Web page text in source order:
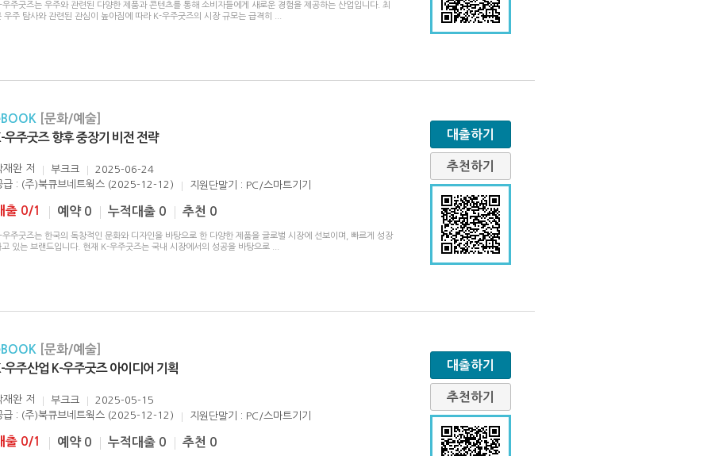
우주굿즈는 우주와 관련된 다양한 제품과 콘텐츠를 통해 소비자들에게 새로운 경험을 제공하는 산업입니다. 최
우주 탐사와 관련된 관심이 높아짐에 따라 K-우주굿즈의 시장 규모는 급격히
[문화/예술]
우주굿즈 향후 중장기 비전 전략
재완 저 부크크
2025-06-24
급 : (주)북큐브네트웍스 (2025-12-12)
지원단말기 : PC/스마트기기
출 0/1 예약 0 누적대출 0 추천 0
우주굿즈는 한국의 독창적인 문화와 디자인을 바탕으로 한 다양한 제품을 글로벌 시장에 선보이며, 빠르게 성장
고 있는 브랜드입니다. 현재 K-우주굿즈는 국내 시장에서의 성공을 바탕으로
대출하기
추천하기
[문화/예술]
우주산업 K-우주굿즈 아이디어 기획
재완 저 부크크
2025-05-15
급 : (주)북큐브네트웍스 (2025-12-12)
지원단말기 : PC/스마트기기
출 0/1 예약 0 누적대출 0 추천 0
대출하기
추천하기